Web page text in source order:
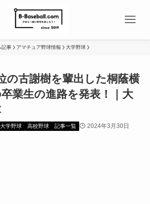
記事 アマチュア野球情報 大学野球
の古謝樹を輩出した桐蔭横
業生の進路を発表！｜大
大学野球 高校野球 記事一覧 2024年3月30日